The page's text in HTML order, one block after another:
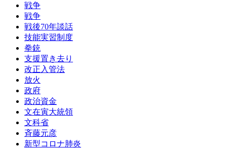
戦争
戦争
戦後70年談話
技能実習制度
拳銃
支援置き去り
改正入管法
放火
政府
政治資金
文在寅大統領
文科省
斉藤元彦
新型コロナ肺炎